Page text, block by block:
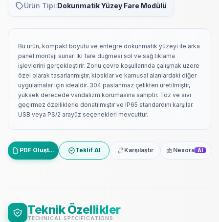
Ürün Tipi:Dokunmatik Yüzey Fare Modülü
Bu ürün, kompakt boyutu ve entegre dokunmatik yüzeyi ile arka
panel montajı sunar. İki fare düğmesi sol ve sağ tıklama
işlevlerini gerçekleştirir. Zorlu çevre koşullarında çalışmak üzere
özel olarak tasarlanmıştır, kiosklar ve kamusal alanlardaki diğer
uygulamalar için idealdir. 304 paslanmaz çelikten üretilmiştir,
yüksek derecede vandalizm korumasına sahiptir. Toz ve sıvı
geçirmez özelliklerle donatılmıştır ve IP65 standardını karşılar.
USB veya PS/2 arayüz seçenekleri mevcuttur.
PDF Oluştur Teklif Al Karşılaştır Nexora AI
Teknik Özellikler
TECHNICAL SPECIFICATIONS